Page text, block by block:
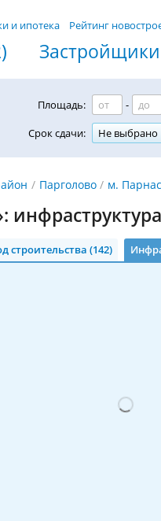
и ипотека Рейтинг
Площадь: -
Срок сдачи:
Не выбрано
Парголово м. Парнас
строительства (142)